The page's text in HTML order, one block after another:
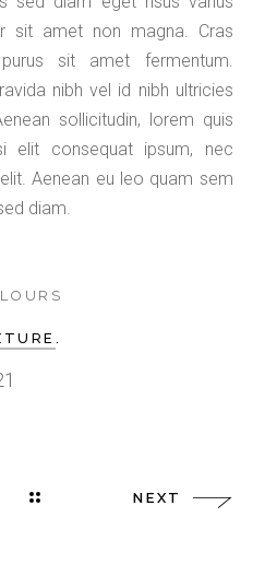
sit amet non magna. Cras
sit amet fermentum.
nibh vel id nibh ultricies
sollicitudin, lorem quis
elit consequat ipsum, nec
Aenean eu leo quam sem
diam.
NEXT